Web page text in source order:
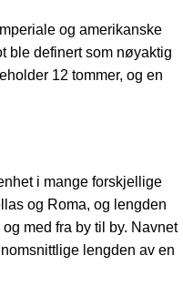
og amerikanske
ble definert som nøyaktig
12 tommer, og en
i mange forskjellige
og Roma, og lengden
med fra by til by. Navnet
lengden av en